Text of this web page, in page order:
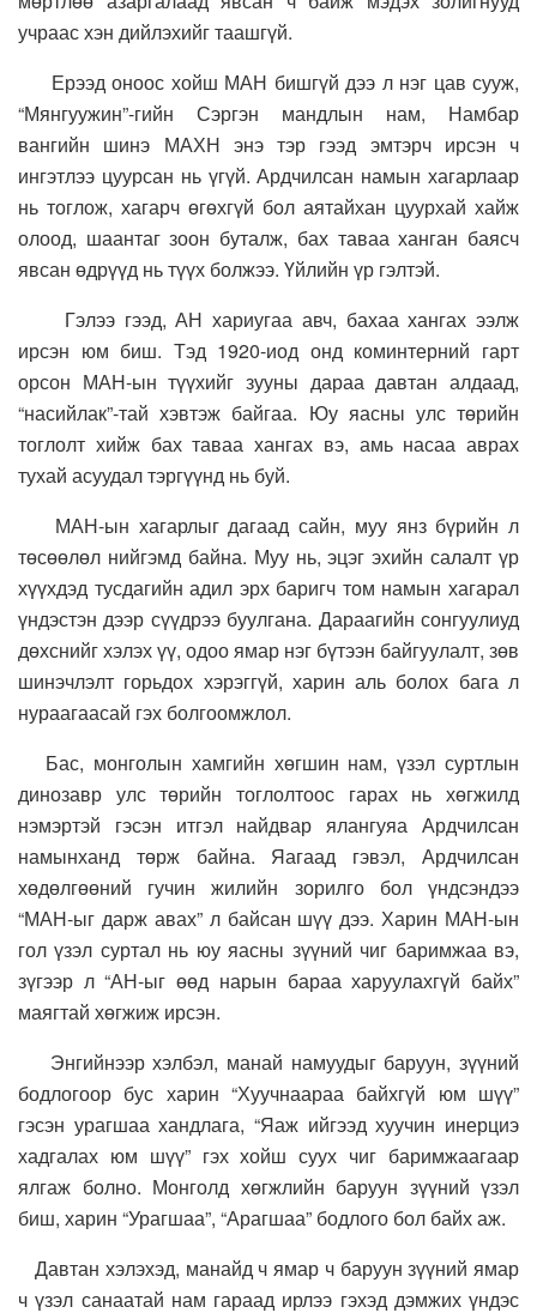
учраас хэн дийлэхийг таашгүй.
Ерээд оноос хойш МАН бишгүй дээ л нэг цав сууж,
“Мянгуужин”-гийн Сэргэн мандлын нам, Намбар
вангийн шинэ МАХН энэ тэр гээд эмтэрч ирсэн ч
ингэтлээ цуурсан нь үгүй. Ардчилсан намын хагарлаар
нь тоглож, хагарч өгөхгүй бол аятайхан цуурхай хайж
олоод, шаантаг зоон буталж, бах таваа ханган баясч
явсан өдрүүд нь түүх болжээ. Үйлийн үр гэлтэй.
Гэлээ гээд, АН хариугаа авч, бахаа хангах ээлж
ирсэн юм биш. Тэд 1920-иод онд коминтерний гарт
орсон МАН-ын түүхийг зууны дараа давтан алдаад,
“насийлак”-тай хэвтэж байгаа. Юу яасны улс төрийн
тоглолт хийж бах таваа хангах вэ, амь насаа аврах
тухай асуудал тэргүүнд нь буй.
МАН-ын хагарлыг дагаад сайн, муу янз бүрийн л
төсөөлөл нийгэмд байна. Муу нь, эцэг эхийн салалт үр
хүүхдэд тусдагийн адил эрх баригч том намын хагарал
үндэстэн дээр сүүдрээ буулгана. Дараагийн сонгуулиуд
дөхснийг хэлэх үү, одоо ямар нэг бүтээн байгуулалт, зөв
шинэчлэлт горьдох хэрэггүй, харин аль болох бага л
нураагаасай гэх болгоомжлол.
Бас, монголын хамгийн хөгшин нам, үзэл суртлын
динозавр улс төрийн тоглолтоос гарах нь хөгжилд
нэмэртэй гэсэн итгэл найдвар ялангуяа Ардчилсан
намынханд төрж байна. Яагаад гэвэл, Ардчилсан
хөдөлгөөний гучин жилийн зорилго бол үндсэндээ
“МАН-ыг дарж авах” л байсан шүү дээ. Харин МАН-ын
гол үзэл суртал нь юу яасны зүүний чиг баримжаа вэ,
зүгээр л “АН-ыг өөд нарын бараа харуулахгүй байх”
маягтай хөгжиж ирсэн.
Энгийнээр хэлбэл, манай намуудыг баруун, зүүний
бодлогоор бус харин “Хуучнаараа байхгүй юм шүү”
гэсэн урагшаа хандлага, “Яаж ийгээд хуучин инерциэ
хадгалах юм шүү” гэх хойш суух чиг баримжаагаар
ялгаж болно. Монголд хөгжлийн баруун зүүний үзэл
биш, харин “Урагшаа”, “Арагшаа” бодлого бол байх аж.
Давтан хэлэхэд, манайд ч ямар ч баруун зүүний ямар
ч үзэл санаатай нам гараад ирлээ гэхэд дэмжих үндэс